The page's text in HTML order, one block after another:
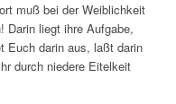
muß bei der Weiblichkeit
Darin liegt ihre Aufgabe,
Euch darin aus, laßt darin
durch niedere Eitelkeit